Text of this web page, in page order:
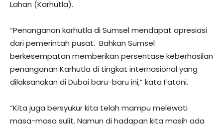
Lahan (Karhutla).
“Penanganan karhutla di Sumsel mendapat apresiasi
dari pemerintah pusat. Bahkan Sumsel
berkesempatan memberikan persentase keberhasilan
penanganan Karhutla di tingkat internasional yang
dilaksanakan di Dubai baru-baru ini,” kata Fatoni.
“Kita juga bersyukur kita telah mampu melewati
masa-masa sulit. Namun di hadapan kita masih ada